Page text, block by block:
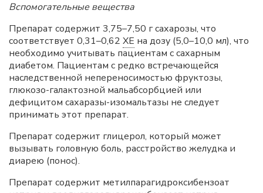
Вспомогательные вещества
Препарат содержит 3,75–7,50 г сахарозы, что
соответствует 0,31–0,62 ХЕ на дозу (5,0–10,0 мл), что
необходимо учитывать пациентам с сахарным
диабетом. Пациентам с редко встречающейся
наследственной непереносимостью фруктозы,
глюкозо-галактозной мальабсорбцией или
дефицитом сахаразы-изомальтазы не следует
принимать этот препарат.
Препарат содержит глицерол, который может
вызывать головную боль, расстройство желудка и
диарею (понос).
Препарат содержит метилпарагидроксибензоат